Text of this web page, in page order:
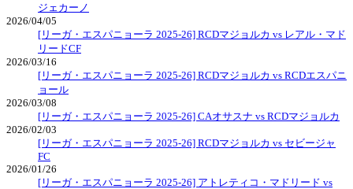
ジェカーノ
2026/04/05
[リーガ・エスパニョーラ 2025-26] RCDマジョルカ vs レアル・マド
リードCF
2026/03/16
[リーガ・エスパニョーラ 2025-26] RCDマジョルカ vs RCDエスパニ
ョール
2026/03/08
[リーガ・エスパニョーラ 2025-26] CAオサスナ vs RCDマジョルカ
2026/02/03
[リーガ・エスパニョーラ 2025-26] RCDマジョルカ vs セビージャ
FC
2026/01/26
[リーガ・エスパニョーラ 2025-26] アトレティコ・マドリード vs